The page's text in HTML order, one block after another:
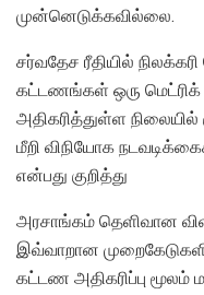
முன்னெடுக்கவில்லை.
சர்வதேச ரீதியில்
கட்டணங்கள் ஒரு
அதிகரித்துள்ள
மீறி விநியோக
என்பது குறித்து
அரசாங்கம் தெளிவான
இவ்வாறான
கட்டண அதிகரிப்பு